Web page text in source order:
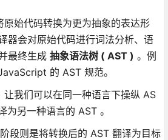
始代码转换为更为抽象的表达形
器会对原始代码进行词法分析、语
最终生成 抽象语法树 ( AST ) 。例
的 AST 规范。
我们可以在同一种语言下操纵 AS
为另一种语言的 AST 。
段则是将转换后的 AST 翻译为目标